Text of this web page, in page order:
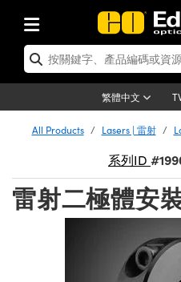
繁體中文
| 光學產品
| 反射鏡
Diffusers | 窗鏡或擴散片
| 光學濾光片
Optics | 雷射光學
| 雷射透鏡
| 雷射濾光片
| 光機組件
System | 光學籠式系統
Mounts | 台式光學安裝座
| 臺式系統
| 顯微鏡
| Mitutoyo 物鏡
| Olympus 物鏡
| Nikon 物鏡
| 雷射
and Electronics | 雷射
| 雷射光學
Lenses | 成像鏡頭
Lenses | 定焦鏡頭
| 遠心鏡頭
(S-Mount Lenses) | M12 鏡頭 (S
Magnification Lenses
Objectives | 顯微鏡物鏡
| 相機
Cameras | Gigabit乙太網相
| FLIR 相機
Cameras | Teledyne Dalsa
Microscopy Cameras
and Illumination | 照明
Lighting | 機器視覺光源
Lighting |顯微鏡照明
Lighting | 寬譜光源
| 雷射光源
Accessories | 光源配件
Targets | 測試板
Targets | 解析度測試板
Targets | 畸變測試版
& Stage Micrometers | 圖像
試板
Level Test Targets | 色卡測試
and Detection | 測試與監
| 光學度量
and Electronics | 雷射
品
and Production | 實驗室和生
| 清潔用品
| 通用工具
| 光學膠
Products | Acktar 黑色吸
應用選購
| 光譜儀
By Brand
Products | 新品專區
| 清倉品
| 清倉光學產品
| 清倉光機組件
Lenses | 清倉成像鏡頭
Products | 重新認證產
| 重新認證光學產品
| 重新認證雷射
Lenses | 重新認證成像鏡
All Products Lasers | 雷射
系列ID
雷射二極體安